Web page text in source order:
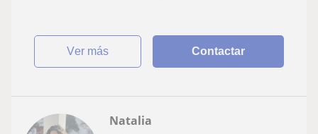
ver más Contactar
Natalia